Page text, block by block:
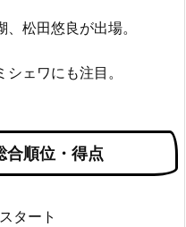
松田悠良が出場。
ェワにも注目。
合順位・得点
タート